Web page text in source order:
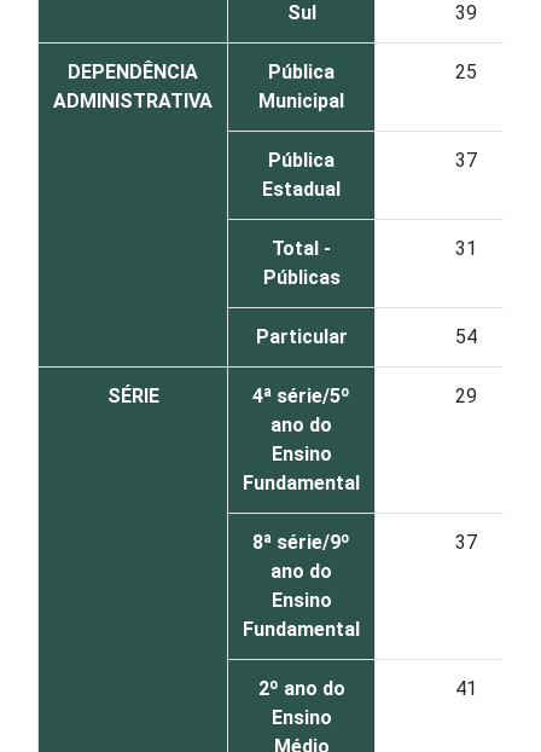
Sul 39
DEPENDÊNCIA
ADMINISTRATIVA
Pública
Municipal
25
Pública
Estadual
37
Total -
Públicas
31
Particular 54
SÉRIE
4ª série/5º
ano do
Ensino
Fundamental
29
8ª série/9º
ano do
Ensino
Fundamental
37
2º ano do
Ensino
Médio
41